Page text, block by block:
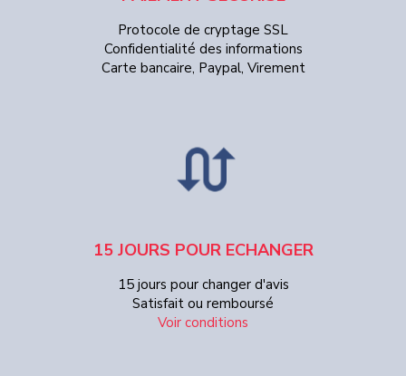
Protocole de cryptage SSL
Confidentialité des informations
Carte bancaire, Paypal, Virement
15 JOURS POUR ECHANGER
15 jours pour changer d'avis
Satisfait ou remboursé
Voir conditions